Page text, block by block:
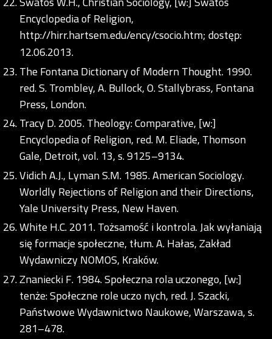
Encyclopedia of Religion,
http://hirr.hartsem.edu/ency/csocio.htm;dostęp:
12.06.2013.
The Fontana Dictionary of Modern Thought. 1990.
red. S. Trombley, A. Bullock, O. Stallybrass, Fontana
Press, London.
Tracy D. 2005. Theology: Comparative, [w:]
Encyclopedia of Religion, red. M. Eliade, Thomson
Gale, Detroit, vol. 13, s. 9125–9134.
Vidich A.J., Lyman S.M. 1985. American Sociology.
Worldly Rejections of Religion and their Directions,
Yale University Press, New Haven.
White H.C. 2011. Tożsamość i kontrola. Jak wyłaniają
się formacje społeczne, tłum. A. Hałas, Zakład
Wydawniczy NOMOS, Kraków.
Znaniecki F. 1984. Społeczna rola uczonego, [w:]
tenże: Społeczne role uczo nych, red. J. Szacki,
Państwowe Wydawnictwo Naukowe, Warszawa, s.
281–478.